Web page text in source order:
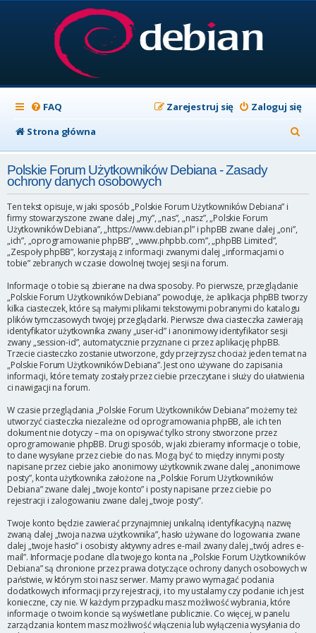
FAQ Zaloguj się
Zarejestruj się
Strona główna
z
k
Polskie Forum Użytkowników Debiana - Zasady
ochrony danych osobowych
Ten tekst opisuje, w jaki sposób „Polskie Forum Użytkowników Debiana” i
firmy stowarzyszone zwane dalej „my”, „nas”, „nasz”, „Polskie Forum
Użytkowników Debiana”, „https://www.debian.pl” i phpBB zwane dalej „oni”,
„ich”, „oprogramowanie phpBB”, „www.phpbb.com”, „phpBB Limited”,
„Zespoły phpBB”, korzystają z informacji zwanymi dalej „informacjami o
tobie” zebranych w czasie dowolnej twojej sesji na forum.
Informacje o tobie są zbierane na dwa sposoby. Po pierwsze, przeglądanie
„Polskie Forum Użytkowników Debiana” powoduje, że aplikacja phpBB tworzy
kilka ciasteczek, które są małymi plikami tekstowymi pobranymi do katalogu
plików tymczasowych twojej przeglądarki. Pierwsze dwa ciasteczka zawierają
identyfikator użytkownika zwany „user-id” i anonimowy identyfikator sesji
zwany „session-id”, automatycznie przyznane ci przez aplikację phpBB.
Trzecie ciasteczko zostanie utworzone, gdy przejrzysz chociaż jeden temat na
„Polskie Forum Użytkowników Debiana”. Jest ono używane do zapisania
informacji, które tematy zostały przez ciebie przeczytane i służy do ułatwienia
ci nawigacji na forum.
W czasie przeglądania „Polskie Forum Użytkowników Debiana” możemy też
utworzyć ciasteczka niezależne od oprogramowania phpBB, ale ich ten
dokument nie dotyczy – ma on opisywać tylko strony stworzone przez
oprogramowanie phpBB. Drugi sposób, w jaki zbieramy informacje o tobie,
to dane wysyłane przez ciebie do nas. Mogą być to między innymi posty
napisane przez ciebie jako anonimowy użytkownik zwane dalej „anonimowe
posty”, konta użytkownika założone na „Polskie Forum Użytkowników
Debiana” zwane dalej „twoje konto” i posty napisane przez ciebie po
rejestracji i zalogowaniu zwane dalej „twoje posty”.
Twoje konto będzie zawierać przynajmniej unikalną identyfikacyjną nazwę
zwaną dalej „twoja nazwa użytkownika”, hasło używane do logowania zwane
dalej „twoje hasło” i osobisty aktywny adres e-mail zwany dalej „twój adres e-
mail”. Informacje podane dla twojego konta na „Polskie Forum Użytkowników
Debiana” są chronione przez prawa dotyczące ochrony danych osobowych w
państwie, w którym stoi nasz serwer. Mamy prawo wymagać podania
dodatkowych informacji przy rejestracji, i to my ustalamy czy podanie ich jest
konieczne, czy nie. W każdym przypadku masz możliwość wybrania, które
informacje o twoim koncie są wyświetlane publicznie. Co więcej, w panelu
zarządzania kontem masz możliwość włączenia lub wyłączenia wysyłania do